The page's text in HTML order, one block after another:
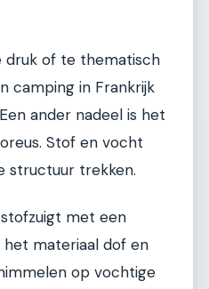
druk of te thematisch
camping in Frankrijk
ander nadeel is het
Stof en vocht
structuur trekken.
met een
materiaal dof en
op vochtige